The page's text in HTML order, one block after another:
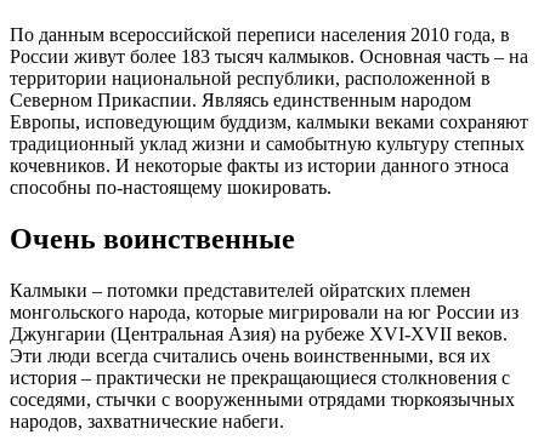
По данным всероссийской переписи населения 2010 года, в
России живут более 183 тысяч калмыков. Основная часть – на
территории национальной республики, расположенной в
Северном Прикаспии. Являясь единственным народом
Европы, исповедующим буддизм, калмыки веками сохраняют
традиционный уклад жизни и самобытную культуру степных
кочевников. И некоторые факты из истории данного этноса
способны по-настоящему шокировать.
Очень воинственные
Калмыки – потомки представителей ойратских племен
монгольского народа, которые мигрировали на юг России из
Джунгарии (Центральная Азия) на рубеже XVI-XVII веков.
Эти люди всегда считались очень воинственными, вся их
история – практически не прекращающиеся столкновения с
соседями, стычки с вооруженными отрядами тюркоязычных
народов, захватнические набеги.